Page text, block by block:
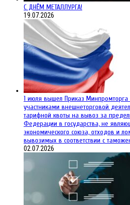
С ДНЁМ МЕТАЛЛУРГА!
19.07.2026
1 июля вышел Приказ
участниками внешнеторговой
тарифной квоты на вывоз за
Федерации в государства, не
экономического союза, отходов и
вывозимых в соответствии с
02.07.2026